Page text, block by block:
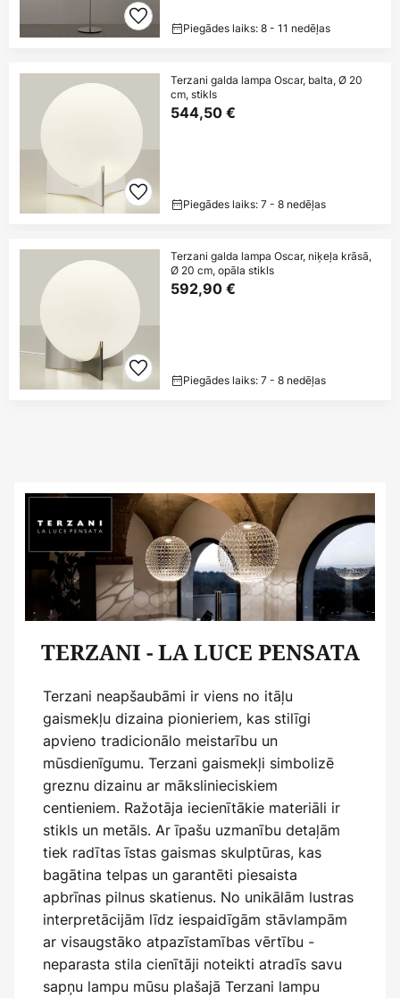
Piegādes laiks: 8 - 11 nedēļas
Terzani galda lampa Oscar, balta, Ø 20
cm, stikls
544,50 €
Piegādes laiks: 7 - 8 nedēļas
Terzani galda lampa Oscar, niķeļa krāsā,
Ø 20 cm, opāla stikls
592,90 €
Piegādes laiks: 7 - 8 nedēļas
TERZANI - LA LUCE PENSATA
Terzani neapšaubāmi ir viens no itāļu
gaismekļu dizaina pionieriem, kas stilīgi
apvieno tradicionālo meistarību un
mūsdienīgumu. Terzani gaismekļi simbolizē
greznu dizainu ar mākslinieciskiem
centieniem. Ražotāja iecienītākie materiāli ir
stikls un metāls. Ar īpašu uzmanību detaļām
tiek radītas īstas gaismas skulptūras, kas
bagātina telpas un garantēti piesaista
apbrīnas pilnus skatienus. No unikālām lustras
interpretācijām līdz iespaidīgām stāvlampām
ar visaugstāko atpazīstamības vērtību -
neparasta stila cienītāji noteikti atradīs savu
sapņu lampu mūsu plašajā Terzani lampu